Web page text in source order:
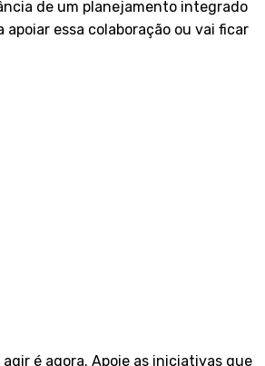
de um planejamento integrado
essa colaboração ou vai ficar
é agora. Apoie as iniciativas que